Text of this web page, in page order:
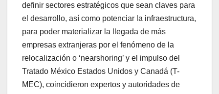
definir sectores estratégicos que sean claves para
el desarrollo, así como potenciar la infraestructura,
para poder materializar la llegada de más
empresas extranjeras por el fenómeno de la
relocalización o ‘nearshoring’ y el impulso del
Tratado México Estados Unidos y Canadá (T-
MEC), coincidieron expertos y autoridades de